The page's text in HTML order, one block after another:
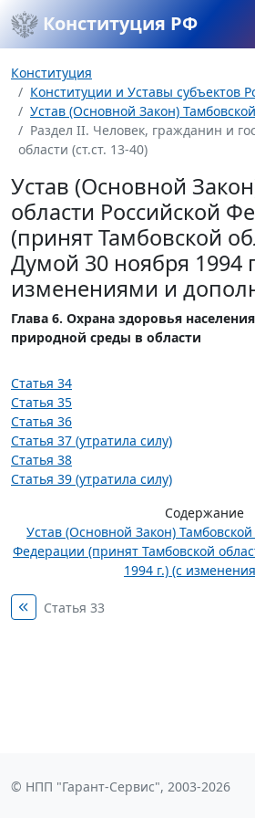
Конституция РФ
Конституция
Конституции и Уставы субъектов
Устав (Основной Закон)
Раздел II. Человек, гражданин и
области (ст.ст. 13-40)
Устав (Основной
области Российской
(принят Тамбовской
Думой 30 ноября 1994
изменениями и
Глава 6. Охрана здоровья
природной среды в области
Статья 34
Статья 35
Статья 36
Статья 37 (утратила силу)
Статья 38
Статья 39 (утратила силу)
Содержание
Устав (Основной Закон)
Федерации (принят Тамбовской
1994 г.) (с
Статья 33
© НПП "Гарант-Сервис", 2003-2026